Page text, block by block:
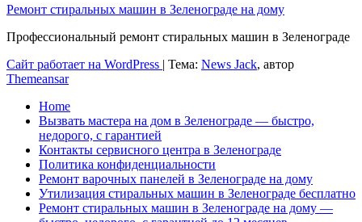
Ремонт стиральных машин в Зеленограде на дому
Профессиональный ремонт стиральных машин в Зеленограде
Сайт работает на WordPress | Тема: News Jack, автор
Themeansar
Home
Вызвать мастера на дом в Зеленограде — быстро,
недорого, с гарантией
Контакты сервисного центра в Зеленограде
Политика конфиденциальности
Ремонт варочных панелей в Зеленограде на дому
Утилизация стиральных машин в Зеленограде бесплатно
Ремонт стиральных машин в Зеленограде на дому —